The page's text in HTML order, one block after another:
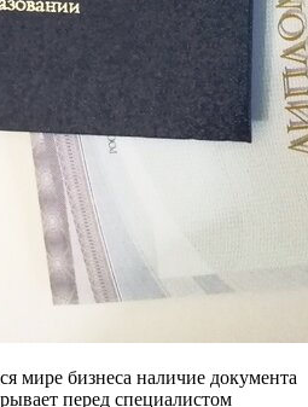
мире бизнеса наличие документа
перед специалистом